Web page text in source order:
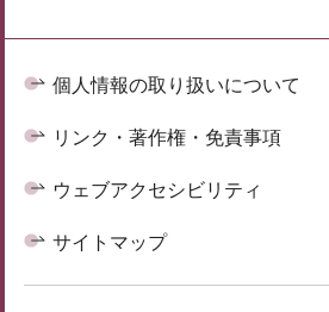
個人情報の取り扱いについて
リンク・著作権・免責事項
ウェブアクセシビリティ
サイトマップ